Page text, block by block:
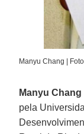
Manyu Chang |
Manyu Chang
pela